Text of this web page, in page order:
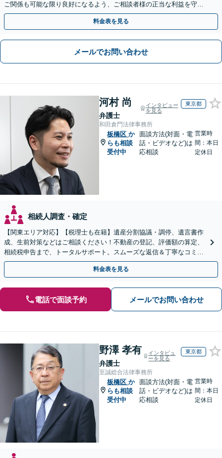
ご関係も可能な限り良好になるよう、ご相談者様の正当な利益を守り
つつ、双方が納得できる着地点を探ります。
料金表を見る
メールでお問い合わせ
河村 尚
弁護士
インタビュー
を見る
東京都
和田倉門法律事務所
板橋区 か
らも相談
受付中
面談方法(対面・電
話・ビデオなど)は
応相談
営業時
間：本日
定休日
相続人調査・確定
【関東エリア対応】【税理士も在籍】遺産分割協議・調停、遺言書作
成、生前対策などはご相談ください！不動産の登記、評価額の算定、
相続税申告まで、トータルサポート。スムーズな返信＆丁寧なコミュ
ニケーション◎お気軽にご相談ください。
料金表を見る
電話で面談予約 メールでお問い合わせ
野澤 孝有
弁護士
インタビュ
ーを見る
東京都
至誠総合法律事務所
板橋区 か
らも相談
受付中
面談方法(対面・電
話・ビデオなど)は
応相談
営業時
間：本日
定休日